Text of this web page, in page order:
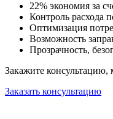
22% экономия за
Контроль расхода
Оптимизация
Возможность
Прозрачность,
Закажите консультацию,
Заказать консультацию